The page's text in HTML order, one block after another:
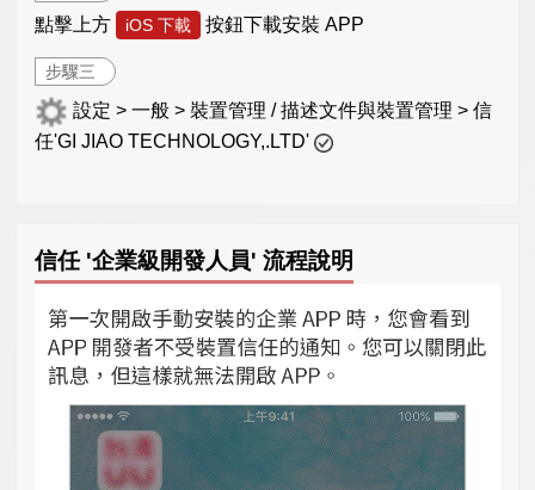
點擊上方 iOS 下載 按鈕下載安裝 APP
步驟三
設定 > 一般 > 裝置管理 / 描述文件與裝置管理 > 信
任'GI JIAO TECHNOLOGY,.LTD'
信任 '企業級開發人員' 流程說明